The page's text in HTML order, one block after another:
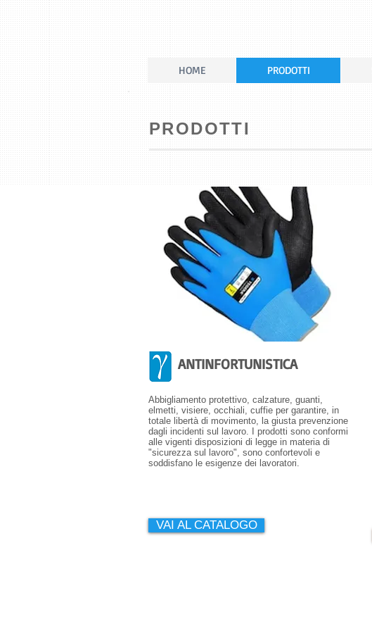
HOME PRODOTTI
ANTINFORTUNISTICA
​Abbigliamento protettivo, calzature, guanti,
elmetti, visiere, occhiali, cuffie per garantire, in
totale libertà di movimento, la giusta prevenzione
dagli incidenti sul lavoro. I prodotti sono conformi
alle vigenti disposizioni di legge in materia di
"sicurezza sul lavoro", sono confortevoli e
soddisfano le esigenze dei lavoratori.
VAI AL CATALOGO
PRODOTTI